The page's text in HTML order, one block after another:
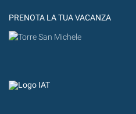
PRENOTA LA TUA VACANZA